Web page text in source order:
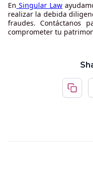
En Singular Law
realizar la debida
fraudes. Contáctanos
comprometer tu